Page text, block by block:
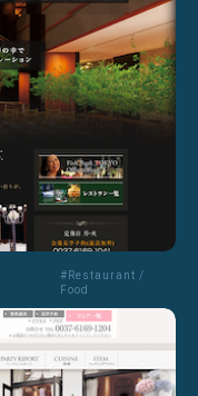
#Restaurant /
Food